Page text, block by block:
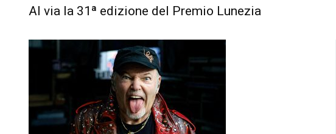
Al via la 31ª edizione del Premio Lunezia